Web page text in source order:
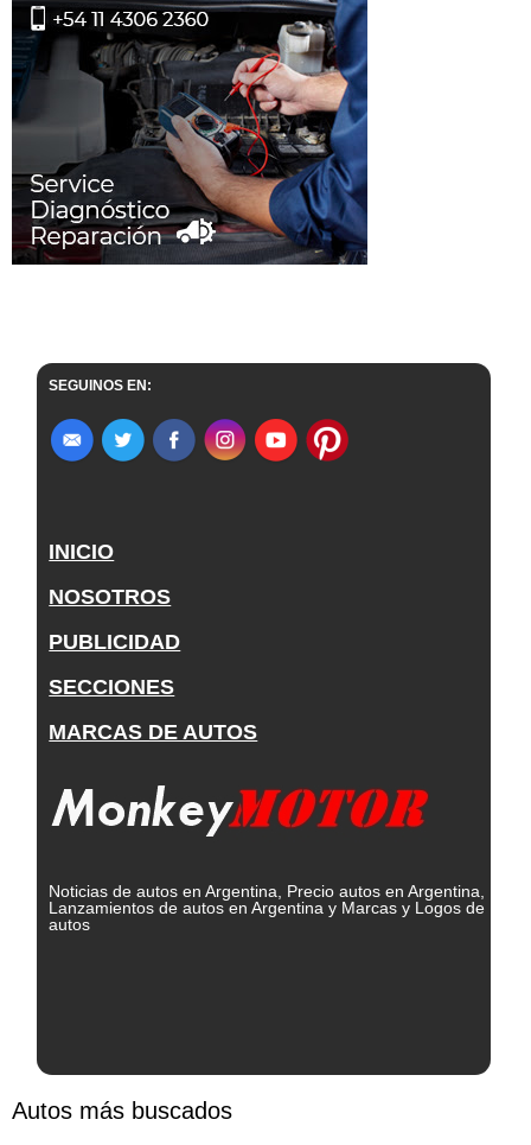
SEGUINOS EN:
INICIO
NOSOTROS
PUBLICIDAD
SECCIONES
MARCAS DE AUTOS
Noticias de autos en Argentina, Precio autos en Argentina,
Lanzamientos de autos en Argentina y Marcas y Logos de
autos
Autos más buscados